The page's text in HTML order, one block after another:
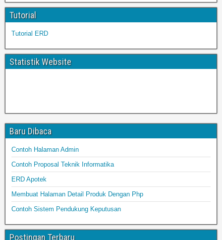
Tutorial
Tutorial ERD
Statistik Website
Baru Dibaca
Contoh Halaman Admin
Contoh Proposal Teknik Informatika
ERD Apotek
Membuat Halaman Detail Produk Dengan Php
Contoh Sistem Pendukung Keputusan
Postingan Terbaru